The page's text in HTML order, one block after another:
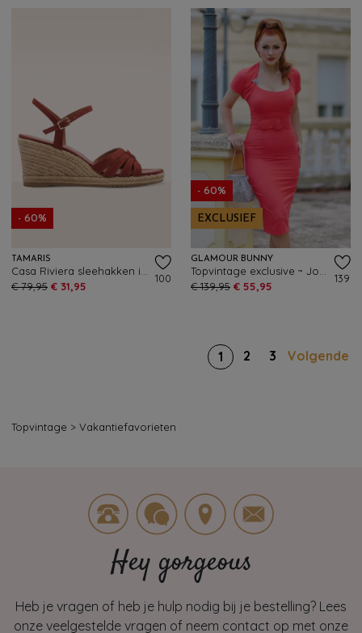
- 60%
TAMARIS
€ 79,95 € 31,95
100
- 60%
EXCLUSIEF
GLAMOUR BUNNY
€ 139,95 € 55,95
139
1 2 3 Volgende
Topvintage > Vakantiefavorieten
Hey gorgeous
Heb je vragen of heb je hulp nodig bij je bestelling? Lees
onze veelgestelde vragen of neem contact op met onze